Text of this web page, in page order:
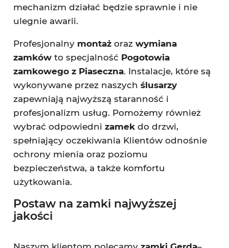
mechanizm działać będzie sprawnie i nie
ulegnie awarii.
Profesjonalny montaż orazwymiana
zamkówto specjalność Pogotowia
zamkowego z Piaseczna. Instalacje, które są
wykonywane przez naszych ślusarzy
zapewniają najwyższą staranność i
profesjonalizm usług. Pomożemy również
wybrać odpowiedni zamekdo drzwi,
spełniający oczekiwania Klientów odnośnie
ochrony mienia oraz poziomu
bezpieczeństwa, a także komfortu
użytkowania.
Postaw na zamki najwyższej
jakości